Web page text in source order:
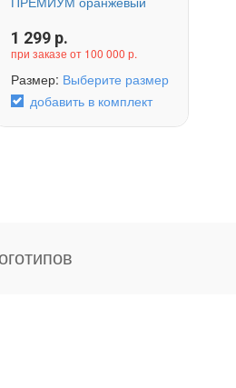
1 299 р.
при заказе от 100 000 р.
Размер: Выберите размер
добавить в комплект